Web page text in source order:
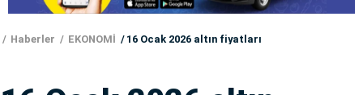
Haberler EKONOMİ 16 Ocak 2026 altın fiyatları